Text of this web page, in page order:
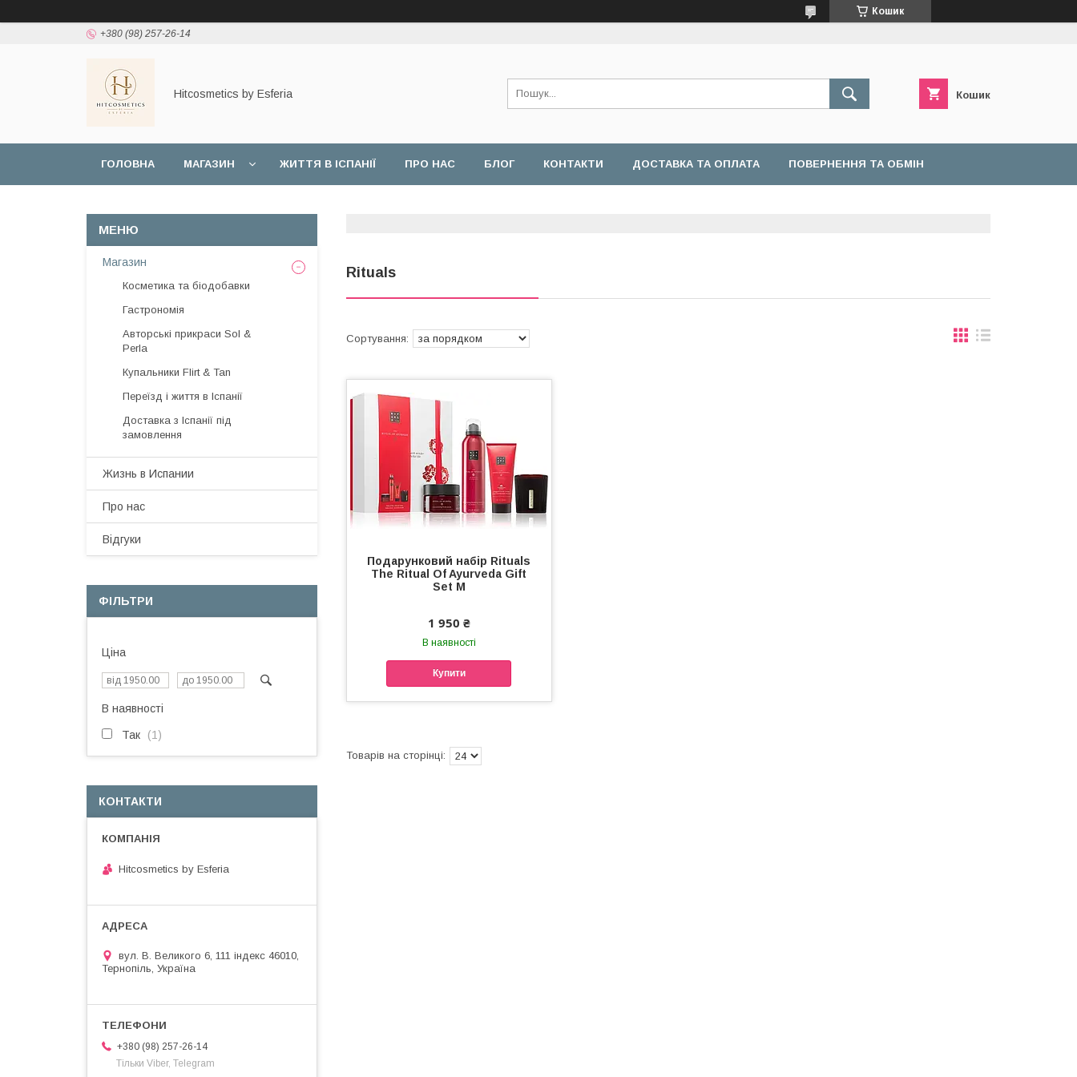
Кошик
+380 (98) 257-26-14
Hitcosmetics by Esferia Кошик
ГОЛОВНА МАГАЗИН ЖИТТЯ В ІСПАНІЇ ПРО НАС БЛОГ КОНТАКТИ ДОСТАВКА ТА ОПЛАТА ПОВЕРНЕННЯ ТА ОБМІН
Rituals
Подарунковий набір Rituals
The Ritual Of Ayurveda Gift
Set M
1 950 ₴
В наявності
Купити
Магазин
Косметика та біодобавки
Гастрономія
Авторські прикраси Sol &
Perla
Купальники Flirt & Tan
Переїзд і життя в Іспанії
Доставка з Іспанії під
замовлення
Жизнь в Испании
Про нас
Відгуки
ФІЛЬТРИ
Ціна
В наявності
Так 1
КОНТАКТИ
Hitcosmetics by Esferia
вул. В. Великого 6, 111 індекс 46010,
Тернопіль, Україна
+380 (98) 257-26-14
Тільки Viber, Telegram